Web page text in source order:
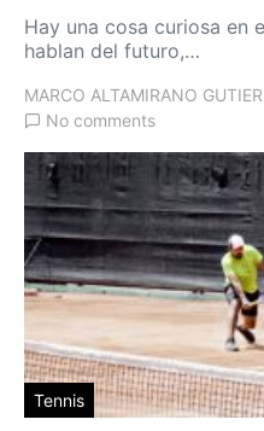
Hay una cosa curiosa en
hablan del futuro,…
MARCO ALTAMIRANO
No comments
Tennis